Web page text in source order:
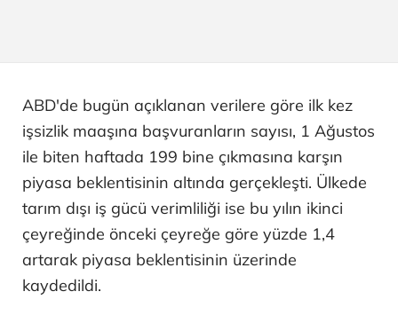
ABD'de bugün açıklanan verilere göre ilk kez
işsizlik maaşına başvuranların sayısı, 1 Ağustos
ile biten haftada 199 bine çıkmasına karşın
piyasa beklentisinin altında gerçekleşti. Ülkede
tarım dışı iş gücü verimliliği ise bu yılın ikinci
çeyreğinde önceki çeyreğe göre yüzde 1,4
artarak piyasa beklentisinin üzerinde
kaydedildi.